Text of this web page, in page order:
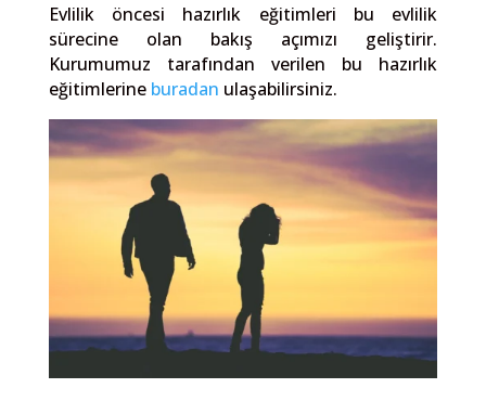
Evlilik öncesi hazırlık eğitimleri bu evlilik
sürecine olan bakış açımızı geliştirir.
Kurumumuz tarafından verilen bu hazırlık
eğitimlerine buradan ulaşabilirsiniz.